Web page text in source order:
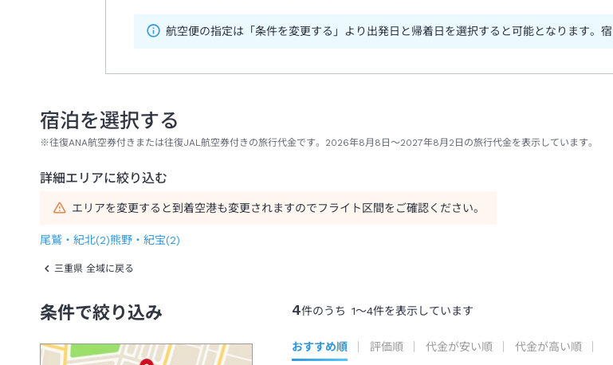
航空便の指定は「条件を変更する」より出発日と帰着日を選択すると可能となります。
宿泊を選択する
※往復ANA航空券付きまたは往復JAL航空券付きの旅行代金です。2026年8月8日～2027年8月2日の旅行代金を表示しています。
詳細エリアに絞り込む
エリアを変更すると到着空港も変更されますのでフライト区間をご確認ください。
尾鷲・紀北(2)熊野・紀宝(2)
三重県 全域に戻る
条件で絞り込み 4件のうち 1～4件を表示しています
おすすめ順 評価順 代金が安い順 代金が高い順